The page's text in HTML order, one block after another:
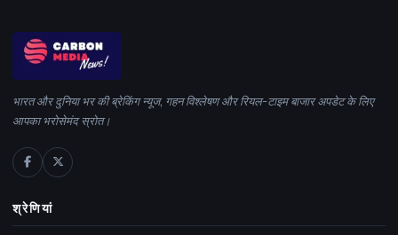
भारत और दुनिया भर की ब्रेकिंग न्यूज, गहन विश्लेषण और रियल-टाइम बाजार अपडेट के लिए
आपका भरोसेमंद स्रोत।
श्रेणियां